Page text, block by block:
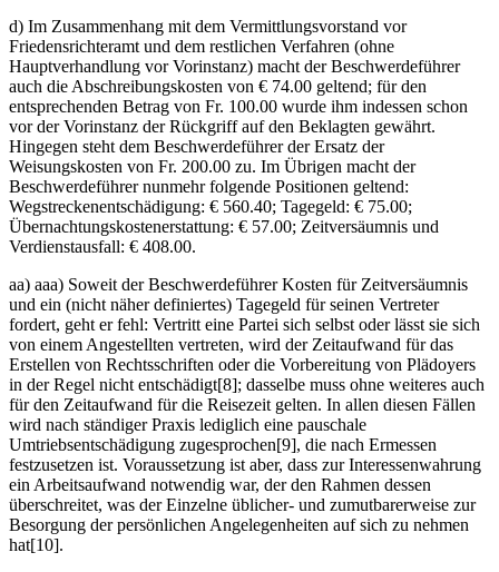
d) Im Zusammenhang mit dem Vermittlungsvorstand vor
Friedensrichteramt und dem restlichen Verfahren (ohne
Hauptverhandlung vor Vorinstanz) macht der Beschwerdeführer
auch die Abschreibungskosten von € 74.00 geltend; für den
entsprechenden Betrag von Fr. 100.00 wurde ihm indessen schon
vor der Vorinstanz der Rückgriff auf den Beklagten gewährt.
Hingegen steht dem Beschwerdeführer der Ersatz der
Weisungskosten von Fr. 200.00 zu. Im Übrigen macht der
Beschwerdeführer nunmehr folgende Positionen geltend:
Wegstreckenentschädigung: € 560.40; Tagegeld: € 75.00;
Übernachtungskostenerstattung: € 57.00; Zeitversäumnis und
Verdienstausfall: € 408.00.
aa) aaa) Soweit der Beschwerdeführer Kosten für Zeitversäumnis
und ein (nicht näher definiertes) Tagegeld für seinen Vertreter
fordert, geht er fehl: Vertritt eine Partei sich selbst oder lässt sie sich
von einem Angestellten vertreten, wird der Zeitaufwand für das
Erstellen von Rechtsschriften oder die Vorbereitung von Plädoyers
in der Regel nicht entschädigt[8]; dasselbe muss ohne weiteres auch
für den Zeitaufwand für die Reisezeit gelten. In allen diesen Fällen
wird nach ständiger Praxis lediglich eine pauschale
Umtriebsentschädigung zugesprochen[9], die nach Ermessen
festzusetzen ist. Voraussetzung ist aber, dass zur Interessenwahrung
ein Arbeitsaufwand notwendig war, der den Rahmen dessen
überschreitet, was der Einzelne üblicher- und zumutbarerweise zur
Besorgung der persönlichen Angelegenheiten auf sich zu nehmen
hat[10].